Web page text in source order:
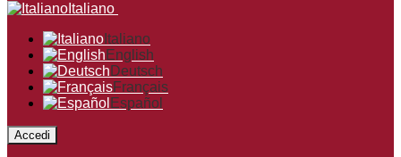
Italiano
Italiano
English
Deutsch
Français
Español
Accedi